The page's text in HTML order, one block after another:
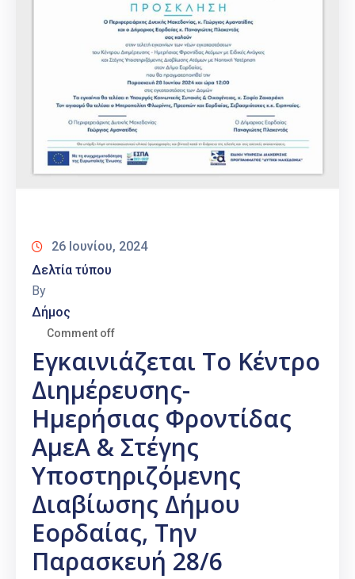
26 Ιουνίου, 2024
Δελτία τύπου
By
Δήμος
Comment off
Εγκαινιάζεται Το Κέντρο
Διημέρευσης-
Ημερήσιας Φροντίδας
ΑμεΑ & Στέγης
Υποστηριζόμενης
Διαβίωσης Δήμου
Εορδαίας, Την
Παρασκευή 28/6